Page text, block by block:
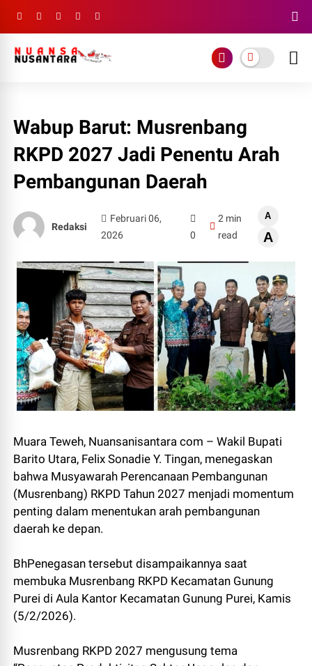
Wabup Barut: Musrenbang
RKPD 2027 Jadi Penentu Arah
Pembangunan Daerah
Redaksi
Februari 06,
2026
0
2 min
read
A
A
Muara Teweh, Nuansanisantara com – Wakil Bupati
Barito Utara, Felix Sonadie Y. Tingan, menegaskan
bahwa Musyawarah Perencanaan Pembangunan
(Musrenbang) RKPD Tahun 2027 menjadi momentum
penting dalam menentukan arah pembangunan
daerah ke depan.
BhPenegasan tersebut disampaikannya saat
membuka Musrenbang RKPD Kecamatan Gunung
Purei di Aula Kantor Kecamatan Gunung Purei, Kamis
(5/2/2026).
Musrenbang RKPD 2027 mengusung tema